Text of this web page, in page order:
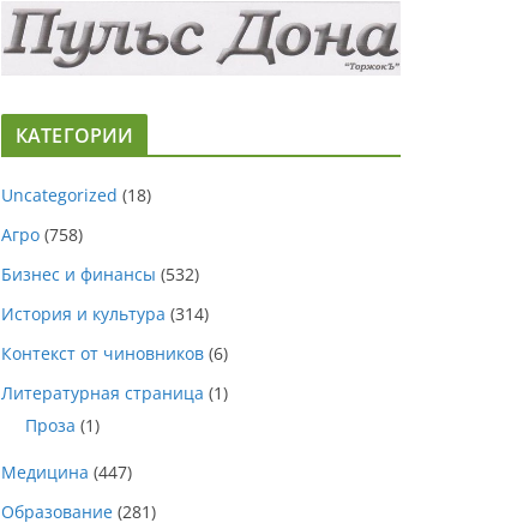
КАТЕГОРИИ
Uncategorized (18)
Агро (758)
Бизнес и финансы (532)
История и культура (314)
Контекст от чиновников (6)
Литературная страница (1)
Проза (1)
Медицина (447)
Образование (281)